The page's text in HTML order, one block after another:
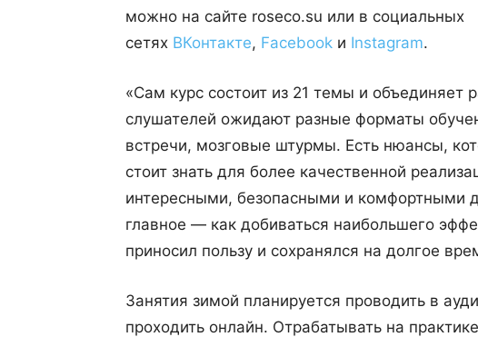
можно на сайте roseco.su или в социальных
сетях ВКонтакте, Facebook и Instagram.
«Сам курс состоит из 21 темы и
слушателей ожидают разные форматы
встречи, мозговые штурмы. Есть нюансы,
стоит знать для более качественной
интересными, безопасными и комфортными
главное — как добиваться наибольшего
приносил пользу и сохранялся на долгое
Занятия зимой планируется проводить в
проходить онлайн. Отрабатывать на